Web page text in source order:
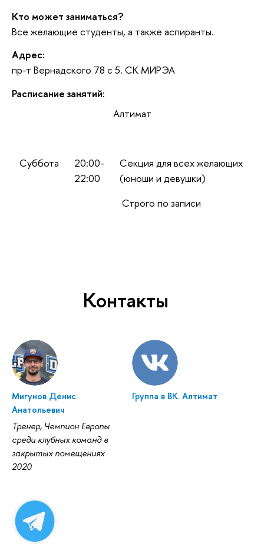
Кто может заниматься?
Все желающие студенты, а также аспиранты.
Адрес:
пр-т Вернадского 78 с 5. СК МИРЭА
Расписание занятий:
Алтимат
Суббота
20:00-
22:00
Секция для всех желающих
(юноши и девушки)
Строго по записи
Контакты
Мигунов Денис
Анатольевич
Тренер, Чемпион Европы
среди клубных команд в
закрытых помещениях
2020
Группа в ВК. Алтимат